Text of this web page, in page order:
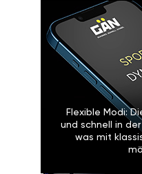
Flexible Modi:
und schnell in
was mit